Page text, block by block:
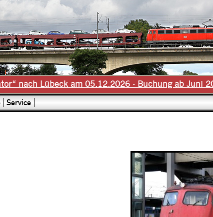
nach Lübeck am 05.12.2026 - Buchung ab Juni
Service